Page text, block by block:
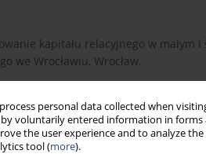
personal data collected when
voluntarily entered information in forms
the user experience and to analyze
tool (more).
kapitału relacyjnego w
we Wrocławiu, Wrocław.
1998, Tworzenie struktur
Organizacji”, nr 4.